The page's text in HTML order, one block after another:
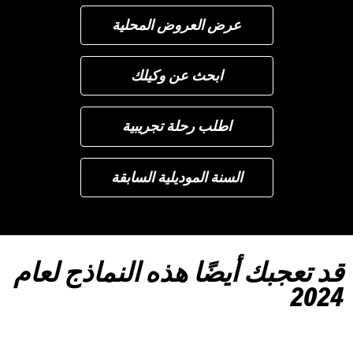
عرض العروض المحلية
ابحث عن وكيلك
اطلب رحلة تجريبية
السنة الموديلية السابقة
قد تعجبك أيضًا هذه النماذج لعام
2024